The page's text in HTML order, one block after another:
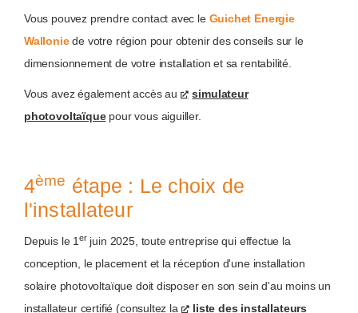
Vous pouvez prendre contact avec le Guichet Energie
Walloniede votre région pour obtenir des conseils sur le
dimensionnement de votre installation et sa rentabilité.
Vous avez également accès au
simulateur
photovoltaïquepour vous aiguiller.
4ème étape : Le choix de
l'installateur
Depuis le 1erjuin 2025, toute entreprise qui effectue la
conception, le placement et la réception d'une installation
solaire photovoltaïque doit disposer en son sein d'au moins un
installateur certifié (consultez la
liste des installateurs